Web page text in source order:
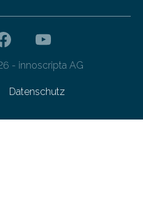
- innoscripta AG
Datenschutz